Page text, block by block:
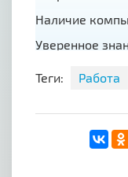
Наличие
Уверенное
если есть
Условия,
Теги: Работа